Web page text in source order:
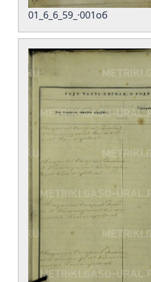
01_6_6_59_·001об